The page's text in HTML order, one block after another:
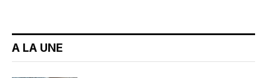
A LA UNE